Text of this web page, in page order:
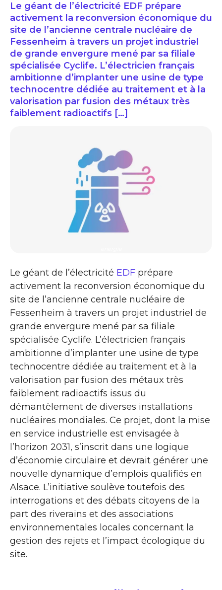
Le géant de l’électricité EDF prépare
activement la reconversion économique du
site de l’ancienne centrale nucléaire de
Fessenheim à travers un projet industriel
de grande envergure mené par sa filiale
spécialisée Cyclife. L’électricien français
ambitionne d’implanter une usine de type
technocentre dédiée au traitement et à la
valorisation par fusion des métaux très
faiblement radioactifs […]
Le géant de l’électricité EDF prépare
activement la reconversion économique du
site de l’ancienne centrale nucléaire de
Fessenheim à travers un projet industriel de
grande envergure mené par sa filiale
spécialisée Cyclife. L’électricien français
ambitionne d’implanter une usine de type
technocentre dédiée au traitement et à la
valorisation par fusion des métaux très
faiblement radioactifs issus du
démantèlement de diverses installations
nucléaires mondiales. Ce projet, dont la mise
en service industrielle est envisagée à
l’horizon 2031, s’inscrit dans une logique
d’économie circulaire et devrait générer une
nouvelle dynamique d’emplois qualifiés en
Alsace. L’initiative soulève toutefois des
interrogations et des débats citoyens de la
part des riverains et des associations
environnementales locales concernant la
gestion des rejets et l’impact écologique du
site.